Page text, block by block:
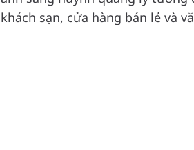
khách sạn, cửa hàng bán lẻ và